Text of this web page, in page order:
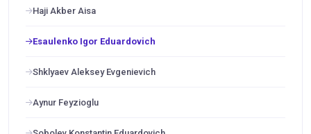
Haji Akber Aisa
Esaulenko Igor Eduardovich
Shklyaev Aleksey Evgenievich
Aynur Feyzioglu